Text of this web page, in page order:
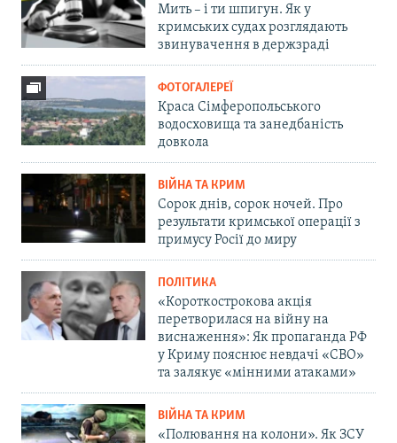
Мить – і ти шпигун. Як у
кримських судах розглядають
звинувачення в держзраді
ФОТОГАЛЕРЕЇ
Краса Сімферопольського
водосховища та занедбаність
довкола
ВІЙНА ТА КРИМ
Сорок днів, сорок ночей. Про
результати кримської операції з
примусу Росії до миру
ПОЛІТИКА
«Короткострокова акція
перетворилася на війну на
виснаження»: Як пропаганда РФ
у Криму пояснює невдачі «СВО»
та залякує «мінними атаками»
ВІЙНА ТА КРИМ
«Полювання на колони». Як ЗСУ